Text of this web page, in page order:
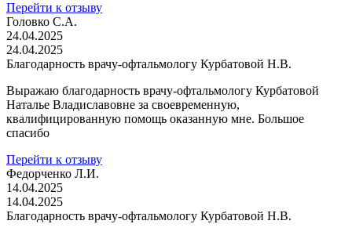
Перейти к отзыву
Головко С.А.
24.04.2025
24.04.2025
Благодарность врачу-офтальмологу Курбатовой Н.В.
Выражаю благодарность врачу-офтальмологу Курбатовой
Наталье Владиславовне за своевременную,
квалифицированную помощь оказанную мне. Большое
спасибо
Перейти к отзыву
Федорченко Л.И.
14.04.2025
14.04.2025
Благодарность врачу-офтальмологу Курбатовой Н.В.